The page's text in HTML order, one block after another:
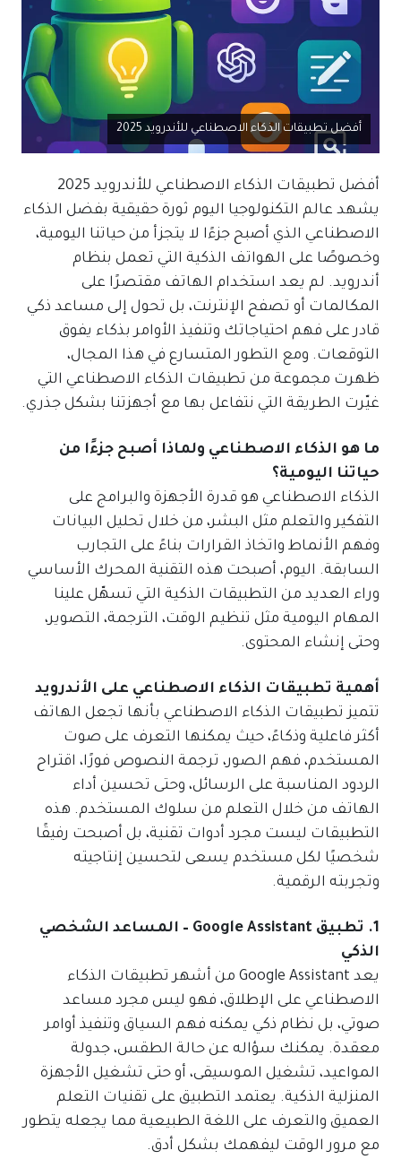
أفضل تطبيقات الذكاء الاصطناعي للأندرويد 2025
أفضل تطبيقات الذكاء الاصطناعي للأندرويد 2025
يشهد عالم التكنولوجيا اليوم ثورة حقيقية بفضل الذكاء
الاصطناعي الذي أصبح جزءًا لا يتجزأ من حياتنا اليومية،
وخصوصًا على الهواتف الذكية التي تعمل بنظام
أندرويد. لم يعد استخدام الهاتف مقتصرًا على
المكالمات أو تصفح الإنترنت، بل تحول إلى مساعد ذكي
قادر على فهم احتياجاتك وتنفيذ الأوامر بذكاء يفوق
التوقعات. ومع التطور المتسارع في هذا المجال،
ظهرت مجموعة من تطبيقات الذكاء الاصطناعي التي
غيّرت الطريقة التي نتفاعل بها مع أجهزتنا بشكل جذري.
ما هو الذكاء الاصطناعي ولماذا أصبح جزءًا من
حياتنا اليومية؟
الذكاء الاصطناعي هو قدرة الأجهزة والبرامج على
التفكير والتعلم مثل البشر، من خلال تحليل البيانات
وفهم الأنماط واتخاذ القرارات بناءً على التجارب
السابقة. اليوم، أصبحت هذه التقنية المحرك الأساسي
وراء العديد من التطبيقات الذكية التي تسهّل علينا
المهام اليومية مثل تنظيم الوقت، الترجمة، التصوير،
وحتى إنشاء المحتوى.
أهمية تطبيقات الذكاء الاصطناعي على الأندرويد
تتميز تطبيقات الذكاء الاصطناعي بأنها تجعل الهاتف
أكثر فاعلية وذكاءً، حيث يمكنها التعرف على صوت
المستخدم، فهم الصور، ترجمة النصوص فورًا، اقتراح
الردود المناسبة على الرسائل، وحتى تحسين أداء
الهاتف من خلال التعلم من سلوك المستخدم. هذه
التطبيقات ليست مجرد أدوات تقنية، بل أصبحت رفيقًا
شخصيًا لكل مستخدم يسعى لتحسين إنتاجيته
وتجربته الرقمية.
1. تطبيق Google Assistant – المساعد الشخصي
الذكي
يعد Google Assistant من أشهر تطبيقات الذكاء
الاصطناعي على الإطلاق، فهو ليس مجرد مساعد
صوتي، بل نظام ذكي يمكنه فهم السياق وتنفيذ أوامر
معقدة. يمكنك سؤاله عن حالة الطقس، جدولة
المواعيد، تشغيل الموسيقى، أو حتى تشغيل الأجهزة
المنزلية الذكية. يعتمد التطبيق على تقنيات التعلم
العميق والتعرف على اللغة الطبيعية مما يجعله يتطور
مع مرور الوقت ليفهمك بشكل أدق.